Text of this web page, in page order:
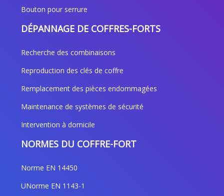
Bouton pour serrure
DÉPANNAGE DE COFFRES-FORTS
Recherche des combinaisons
Reproduction des clés de coffre
Remplacement des pièces endommagées
Maintenance de systèmes de sécurité
Intervention à domicile
NORMES DU COFFRE-FORT
Norme EN 14450
UNorme EN 1143-1